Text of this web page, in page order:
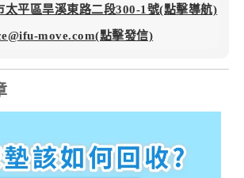
太平區旱溪東路二段300-1號(點擊導航)
move.com(點擊發信)